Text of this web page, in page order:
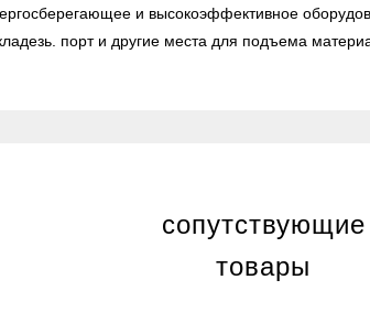
и высокоэффективное
порт и другие места для подъема
сопутствующие
товары